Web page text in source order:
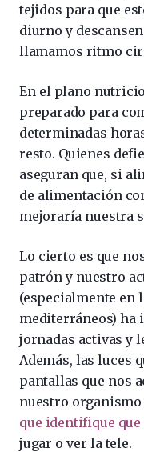
tejidos para que
diurno y
llamamos ritmo
En el plano
preparado para
determinadas
resto. Quienes
aseguran que, si
de alimentación
mejoraría nuestra
Lo cierto es que
patrón y nuestro
(especialmente en
mediterráneos) ha
jornadas activas y
Además, las luces
pantallas que nos
nuestro
que identifique que
jugar o ver la tele.